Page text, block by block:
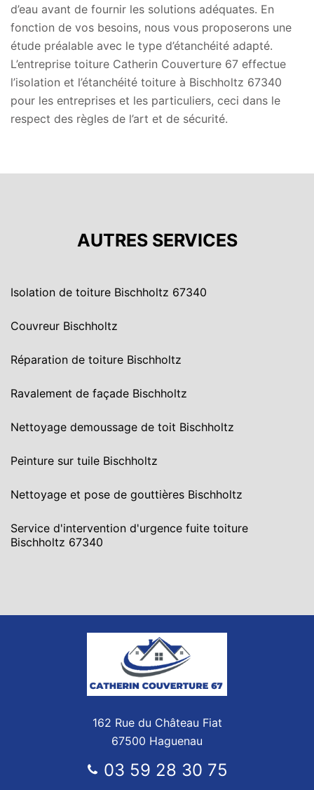
d’eau avant de fournir les solutions adéquates. En
fonction de vos besoins, nous vous proposerons une
étude préalable avec le type d’étanchéité adapté.
L’entreprise toiture Catherin Couverture 67 effectue
l’isolation et l’étanchéité toiture à Bischholtz 67340
pour les entreprises et les particuliers, ceci dans le
respect des règles de l’art et de sécurité.
AUTRES SERVICES
Isolation de toiture Bischholtz 67340
Couvreur Bischholtz
Réparation de toiture Bischholtz
Ravalement de façade Bischholtz
Nettoyage demoussage de toit Bischholtz
Peinture sur tuile Bischholtz
Nettoyage et pose de gouttières Bischholtz
Service d'intervention d'urgence fuite toiture
Bischholtz 67340
162 Rue du Château Fiat
67500 Haguenau
03 59 28 30 75